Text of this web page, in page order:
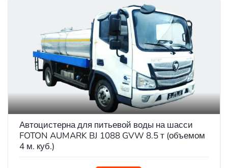
Автоцистерна для питьевой воды на шасси
FOTON AUMARK BJ 1088 GVW 8.5 т (объемом
4 м. куб.)